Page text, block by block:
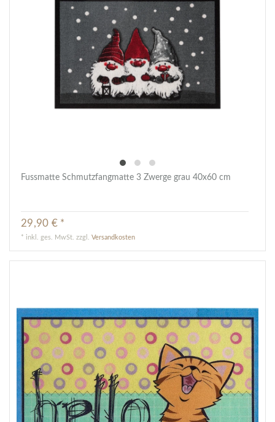
Fussmatte Schmutzfangmatte 3 Zwerge grau 40x60 cm
29,90 € *
* inkl. ges. MwSt. zzgl.Versandkosten